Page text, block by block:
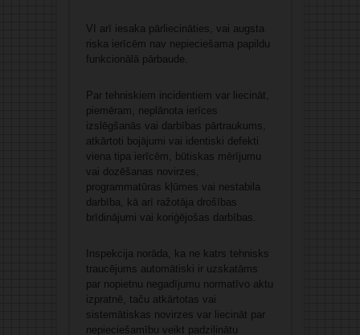
VI arī iesaka pārliecināties, vai augsta
riska ierīcēm nav nepieciešama papildu
funkcionālā pārbaude.
Par tehniskiem incidentiem var liecināt,
piemēram, neplānota ierīces
izslēgšanās vai darbības pārtraukums,
atkārtoti bojājumi vai identiski defekti
viena tipa ierīcēm, būtiskas mērījumu
vai dozēšanas novirzes,
programmatūras kļūmes vai nestabila
darbība, kā arī ražotāja drošības
brīdinājumi vai koriģējošas darbības.
Inspekcija norāda, ka ne katrs tehnisks
traucējums automātiski ir uzskatāms
par nopietnu negadījumu normatīvo aktu
izpratnē, taču atkārtotas vai
sistemātiskas novirzes var liecināt par
nepieciešamību veikt padziļinātu